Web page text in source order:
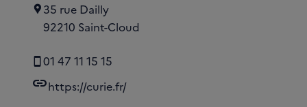
35 rue Dailly
92210 Saint-Cloud
01 47 11 15 15
linkhttps://curie.fr/